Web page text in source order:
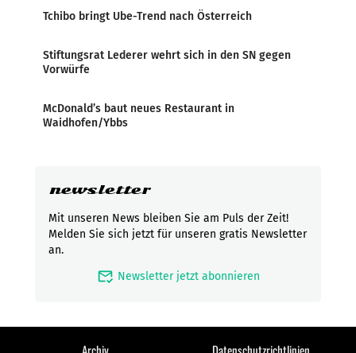
Tchibo bringt Ube-Trend nach Österreich
Stiftungsrat Lederer wehrt sich in den SN gegen
Vorwürfe
McDonald’s baut neues Restaurant in
Waidhofen/Ybbs
newsletter
Mit unseren News bleiben Sie am Puls der Zeit!
Melden Sie sich jetzt für unseren gratis Newsletter
an.
mark_email_read Newsletter jetzt abonnieren